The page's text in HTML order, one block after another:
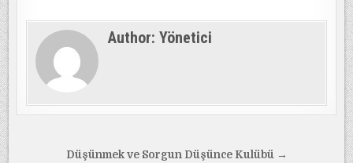
Author:Yönetici
Düşünmek ve Sorgun Düşünce Kulübü →